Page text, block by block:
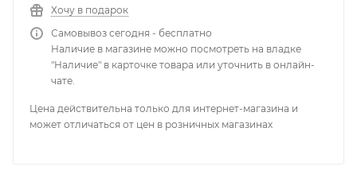
Хочу в подарок
Самовывоз сегодня - бесплатно
Наличие в магазине можно посмотреть на владке
"Наличие" в карточке товара или уточнить в онлайн-
чате.
Цена действительна только для интернет-магазина и
может отличаться от цен в розничных магазинах